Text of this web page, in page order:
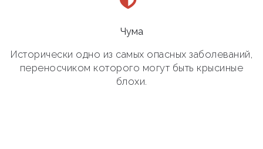
Чума
Исторически одно из самых опасных заболеваний,
переносчиком которого могут быть крысиные
блохи.